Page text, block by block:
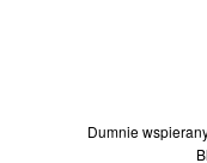
Dumnie